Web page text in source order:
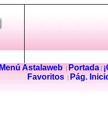
Menú Astalaweb| Portada|
Favoritos
Pág.